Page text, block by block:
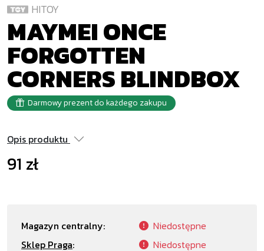
HITOY
MAYMEI ONCE
FORGOTTEN
CORNERS BLINDBOX
Darmowy prezent do każdego zakupu
Opis produktu
91 zł
Magazyn centralny:
Niedostępne
Sklep Praga: Niedostępne